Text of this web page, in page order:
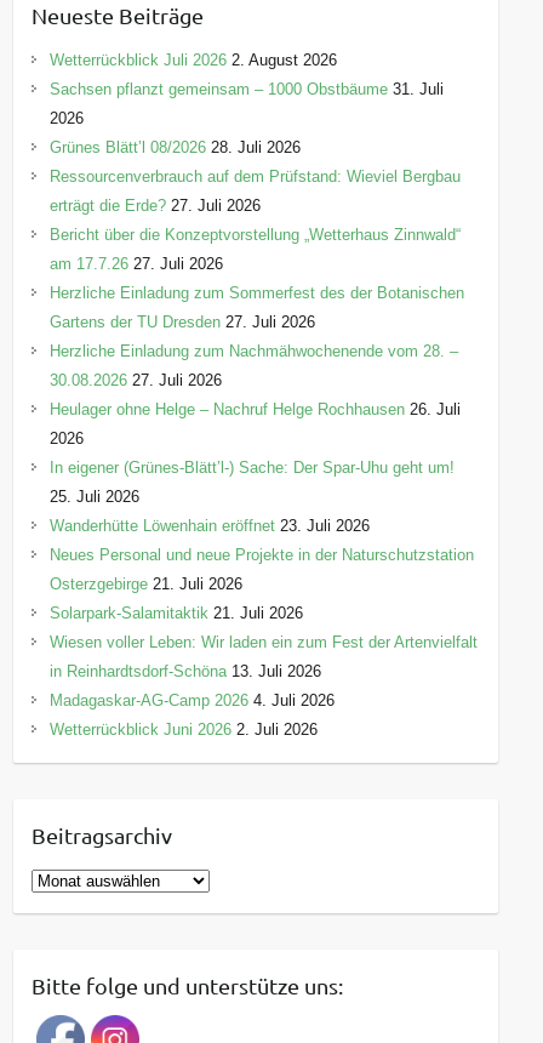
g
o
r
e
n
Neueste Beiträge
Wetterrückblick Juli 2026 2. August 2026
Sachsen pflanzt gemeinsam – 1000 Obstbäume 31. Juli
2026
Grünes Blätt’l 08/2026 28. Juli 2026
Ressourcenverbrauch auf dem Prüfstand: Wieviel Bergbau
erträgt die Erde? 27. Juli 2026
Bericht über die Konzeptvorstellung „Wetterhaus Zinnwald“
am 17.7.26 27. Juli 2026
Herzliche Einladung zum Sommerfest des der Botanischen
Gartens der TU Dresden 27. Juli 2026
Herzliche Einladung zum Nachmähwochenende vom 28. –
30.08.2026 27. Juli 2026
Heulager ohne Helge – Nachruf Helge Rochhausen 26. Juli
2026
In eigener (Grünes-Blätt’l-) Sache: Der Spar-Uhu geht um!
25. Juli 2026
Wanderhütte Löwenhain eröffnet 23. Juli 2026
Neues Personal und neue Projekte in der Naturschutzstation
Osterzgebirge 21. Juli 2026
Solarpark-Salamitaktik 21. Juli 2026
Wiesen voller Leben: Wir laden ein zum Fest der Artenvielfalt
in Reinhardtsdorf-Schöna 13. Juli 2026
Madagaskar-AG-Camp 2026 4. Juli 2026
Wetterrückblick Juni 2026 2. Juli 2026
Beitragsarchiv
B
e
r
a
Bitte folge und unterstütze uns: